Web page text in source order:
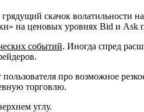
скачок волатильности
на ценовых уровнях Bid и Ask
событий. Иногда спред
про возможное
торговлю.
углу.